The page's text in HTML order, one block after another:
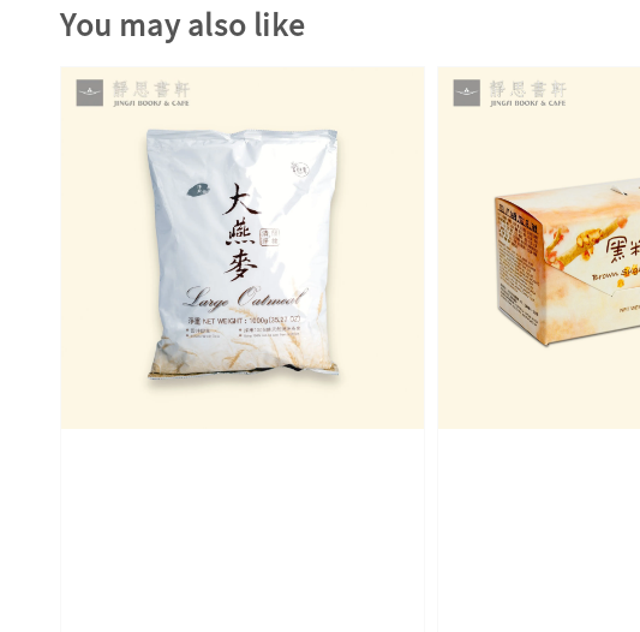
You may also like